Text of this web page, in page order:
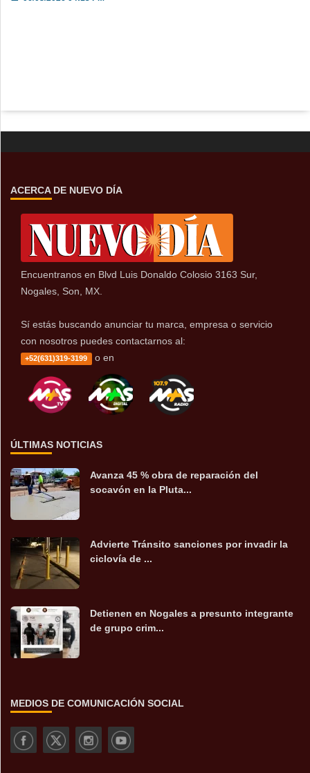
ACERCA DE NUEVO DÍA
Encuentranos en Blvd Luis Donaldo Colosio 3163 Sur,
Nogales, Son, MX.
Sí estás buscando anunciar tu marca, empresa o servicio
con nosotros puedes contactarnos al:
+52(631)319-3199 o en
ÚLTIMAS NOTICIAS
Avanza 45 % obra de reparación del
socavón en la Pluta...
Advierte Tránsito sanciones por invadir la
ciclovía de ...
Detienen en Nogales a presunto integrante
de grupo crim...
MEDIOS DE COMUNICACIÓN SOCIAL